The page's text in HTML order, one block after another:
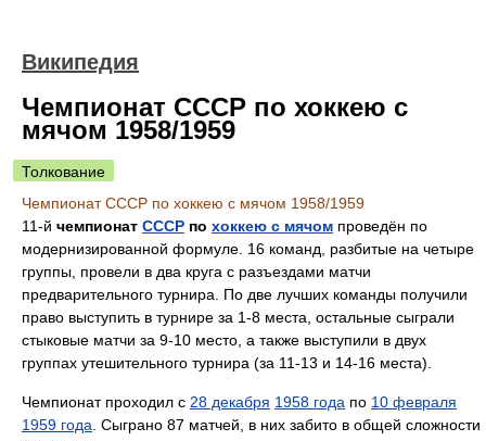
Википедия
Чемпионат СССР по хоккею с
мячом 1958/1959
Толкование
Чемпионат СССР по хоккею с мячом 1958/1959
11-й чемпионат СССР по хоккею с мячом проведён по
модернизированной формуле. 16 команд, разбитые на четыре
группы, провели в два круга с разъездами матчи
предварительного турнира. По две лучших команды получили
право выступить в турнире за 1-8 места, остальные сыграли
стыковые матчи за 9-10 место, а также выступили в двух
группах утешительного турнира (за 11-13 и 14-16 места).
Чемпионат проходил с 28 декабря 1958 года по 10 февраля
1959 года . Сыграно 87 матчей, в них забито в общей сложности